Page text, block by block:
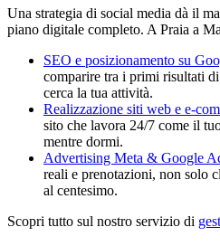
Una strategia di social media dà il
piano digitale completo. A Praia a
SEO e posizionamento su
comparire tra i primi risultati
cerca la tua attività.
Realizzazione siti web e e-
sito che lavora 24/7 come il
mentre dormi.
Advertising Meta & Google
reali e prenotazioni, non solo
al centesimo.
Scopri tutto sul nostro servizio di